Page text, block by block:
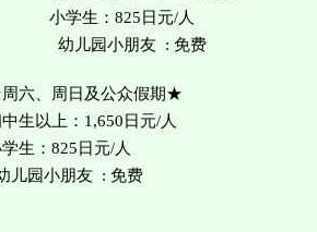
小学生：825日元/人
幼儿园小朋友 : 免费
六、周日及公众假期★
生以上：1,650日元/人
生：825日元/人
儿园小朋友 : 免费